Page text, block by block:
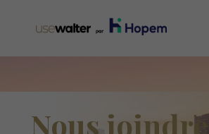
Nous joindre